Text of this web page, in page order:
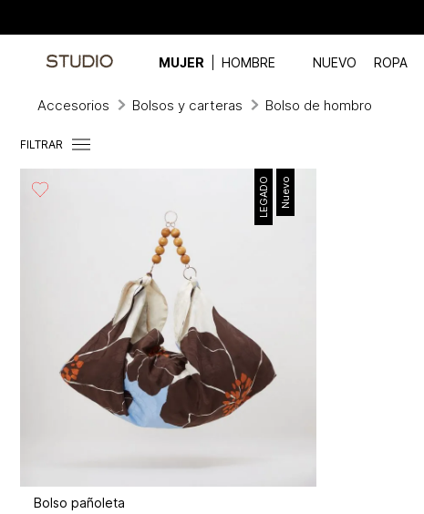
MUJER HOMBRE NUEVO ROPA
Accesorios Bolsos y carteras Bolso de hombro
FILTRAR
Nuevo
LEGADO
Bolso pañoleta